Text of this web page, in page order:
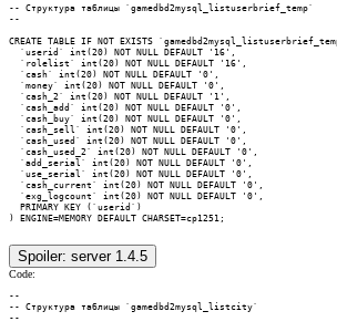
Spoiler: server 1.4.5
Code:
--
-- Структура таблицы `gamedbd2mysql_listcity`
--